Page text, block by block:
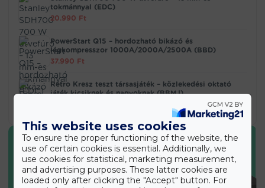
tokmánnyal (EDC)
20.990 Ft
PowerStart Q15 – hordozható bikázó és
légkompresszor 1000A/2000A/2500A (BBD)
37.990 Ft
Retro Kresz teszt társasjáték – közlekedési oktató
játék kicsiknek és nagyoknak (BBMJ)
This website uses cookies
To ensure the proper functioning of the website, the
use of certain cookies is essential. Additionally, we
use cookies for statistical, marketing measurement,
and advertising purposes. These latter cookies are
loaded only after clicking the "Accept" button. For